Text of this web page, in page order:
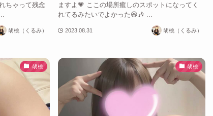
ちゃって残念
胡桃（くるみ）
ますよ💗 ここの場所癒しのスポットになってく
れてるみたいでよかった😆🎶 ...
2023.08.31 胡桃（くるみ）
胡桃 胡桃